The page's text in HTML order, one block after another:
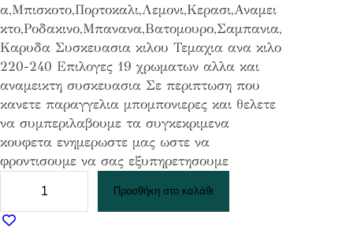
α,Μπισκοτο,Πορτοκαλι,Λεμονι,Κερασι,Αναμει
κτο,Ροδακινο,Μπανανα,Βατομουρο,Σαμπανια,
Καρυδα Συσκευασια κιλου Τεμαχια ανα κιλο
220-240 Επιλογες 19 χρωματων αλλα και
αναμεικτη συσκευασια Σε περιπτωση που
κανετε παραγγελια μπομπονιερες και θελετε
να συμπεριλαβουμε τα συγκεκριμενα
κουφετα ενημερωστε μας ωστε να
φροντισουμε να σας εξυπηρετησουμε
υ
Προσθήκη στο καλάθι